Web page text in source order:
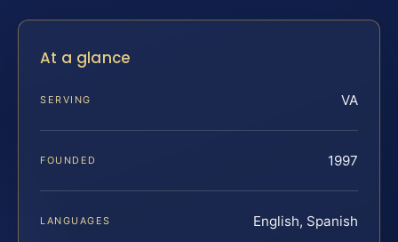
At a glance
SERVING VA
FOUNDED 1997
LANGUAGES English, Spanish